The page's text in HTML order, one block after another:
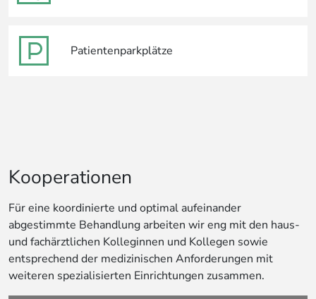
Patientenparkplätze
Kooperationen
Für eine koordinierte und optimal aufeinander
abgestimmte Behandlung arbeiten wir eng mit den haus-
und fachärztlichen Kolleginnen und Kollegen sowie
entsprechend der medizinischen Anforderungen mit
weiteren spezialisierten Einrichtungen zusammen.